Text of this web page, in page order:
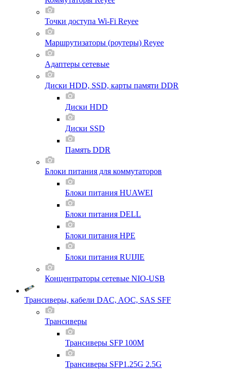
Точки доступа Wi-Fi Reyee
Маршрутизаторы (роутеры) Reyee
Адаптеры сетевые
Диски HDD, SSD, карты памяти DDR
Диски HDD
Диски SSD
Память DDR
Блоки питания для коммутаторов
Блоки питания HUAWEI
Блоки питания DELL
Блоки питания HPE
Блоки питания RUIJIE
Концентраторы сетевые NIO-USB
Трансиверы, кабели DAC, AOC, SAS SFF
Трансиверы
Трансиверы SFP 100M
Трансиверы SFP1.25G 2.5G